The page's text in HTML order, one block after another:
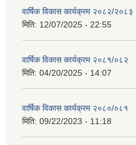
वार्षिक विकास कार्यक्रम २०८२/२०८३
मिति: 12/07/2025 - 22:55
वार्षिक विकास कार्यक्रम २०८१/०८२
मिति: 04/20/2025 - 14:07
वार्षिक विकास कार्यक्रम २०८०/०८१
मिति: 09/22/2023 - 11:18